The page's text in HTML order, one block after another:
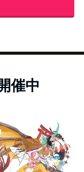
催中